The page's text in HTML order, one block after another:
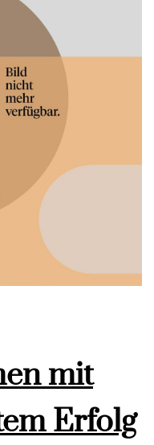
mit
Erfolg